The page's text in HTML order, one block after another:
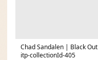
Chad Sandalen | Black Out
itp-collectionId-405